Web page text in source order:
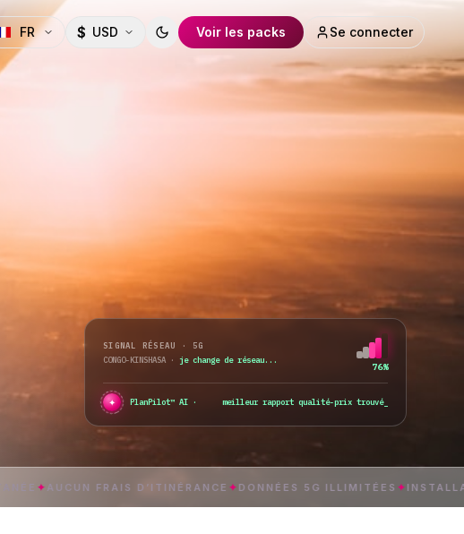
FR $ USD Toggle theme
Voir les packs Se connecter
SIGNAL RÉSEAU · 5G
CONGO-KINSHASA · tous les réseaux disponibles
98%
✦ ● PlanPilot™ AI · meilleur rapport qualité-prix trouvé_
AUCUN FRAIS D’ITINÉRANCE ✦DONNÉES 5G ILLIMITÉES✦INSTALLATION